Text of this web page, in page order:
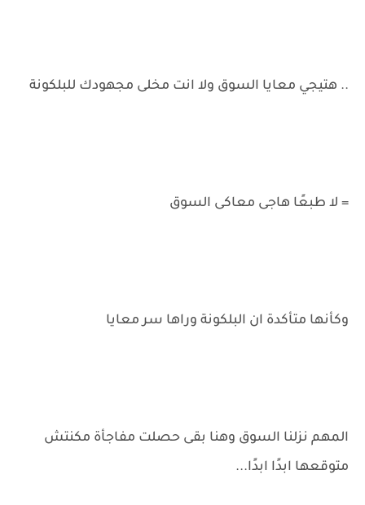
.. هتيجي معايا السوق ولا انت مخلى مجهودك للبلكونة
= لا طبعًا هاجى معاكى السوق
وكأنها متأكدة ان البلكونة وراها سر معايا
المهم نزلنا السوق وهنا بقى حصلت مفاجأة مكنتش
متوقعها ابدًا ابدًا...